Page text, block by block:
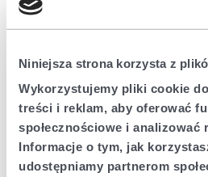
Niniejsza strona korzysta z
Wykorzystujemy pliki cookie
treści i reklam, aby oferować
społecznościowe i
Informacje o tym, jak
udostępniamy partnerom